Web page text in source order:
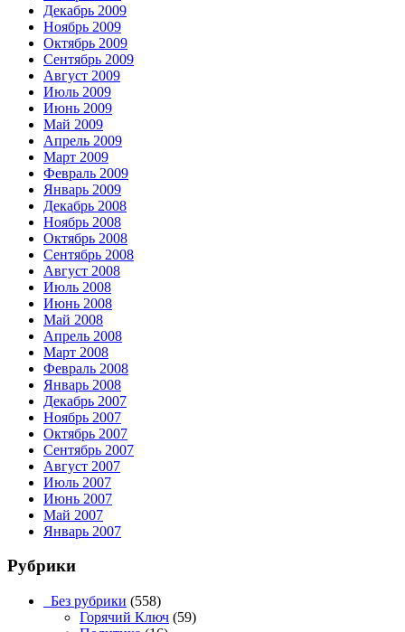
Декабрь 2009
Ноябрь 2009
Октябрь 2009
Сентябрь 2009
Август 2009
Июль 2009
Июнь 2009
Май 2009
Апрель 2009
Март 2009
Февраль 2009
Январь 2009
Декабрь 2008
Ноябрь 2008
Октябрь 2008
Сентябрь 2008
Август 2008
Июль 2008
Июнь 2008
Май 2008
Апрель 2008
Март 2008
Февраль 2008
Январь 2008
Декабрь 2007
Ноябрь 2007
Октябрь 2007
Сентябрь 2007
Август 2007
Июль 2007
Июнь 2007
Май 2007
Январь 2007
Рубрики
_Без рубрики (558)
Горячий Ключ (59)